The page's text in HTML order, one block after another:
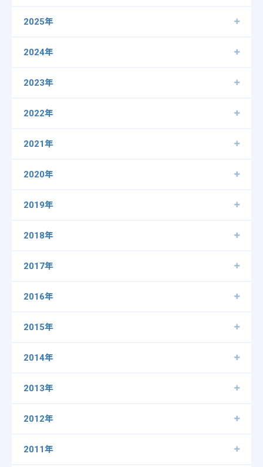
2025年
2024年
2023年
2022年
2021年
2020年
2019年
2018年
2017年
2016年
2015年
2014年
2013年
2012年
2011年